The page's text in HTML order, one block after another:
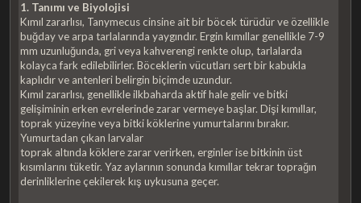
1. Tanımı ve Biyolojisi
Kımıl zararlısı, Tanymecus cinsine ait bir böcek türüdür ve özellikle
buğday ve arpa tarlalarında yaygındır. Ergin kımıllar genellikle 7-9
mm uzunluğunda, gri veya kahverengi renkte olup, tarlalarda
kolayca fark edilebilirler. Böceklerin vücutları sert bir kabukla
kaplıdır ve antenleri belirgin biçimde uzundur.
Kımıl zararlısı, genellikle ilkbaharda aktif hale gelir ve bitki
gelişiminin erken evrelerinde zarar vermeye başlar. Dişi kımıllar,
toprak yüzeyine veya bitki köklerine yumurtalarını bırakır.
Yumurtadan çıkan larvalar
toprak altında köklere zarar verirken, erginler ise bitkinin üst
kısımlarını tüketir. Yaz aylarının sonunda kımıllar tekrar toprağın
derinliklerine çekilerek kış uykusuna geçer.